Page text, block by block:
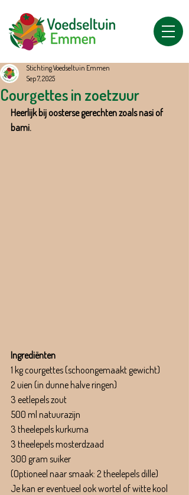
Courgettes in zoetzuur
Stichting Voedseltuin Emmen
Sep 7, 2025
Heerlijk bij oosterse gerechten zoals nasi of
bami.
Ingrediënten
1 kg courgettes (schoongemaakt gewicht)
2 uien (in dunne halve ringen)
3 eetlepels zout
500 ml natuurazijn
3 theelepels kurkuma
3 theelepels mosterdzaad
300 gram suiker
(Optioneel naar smaak: 2 theelepels dille)
Je kan er eventueel ook wortel of witte kool